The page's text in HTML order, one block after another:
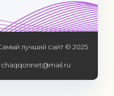
лучший сайт © 2025